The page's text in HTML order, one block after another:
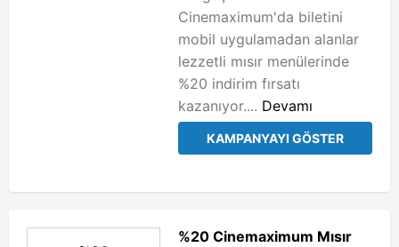
Cinemaximum'da biletini
mobil uygulamadan alanlar
lezzetli mısır menülerinde
%20 indirim fırsatı
kazanıyor.... Devamı
KAMPANYAYI GÖSTER
%20 Cinemaximum Mısır